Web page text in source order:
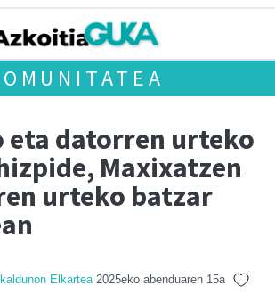
eta datorren urteko
Maxixatzen
urteko batzar
Elkartea 2025eko abenduaren 15a